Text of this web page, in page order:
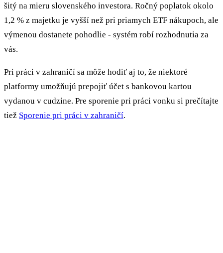
šitý na mieru slovenského investora. Ročný poplatok okolo
1,2 % z majetku je vyšší než pri priamych ETF nákupoch, ale
výmenou dostanete pohodlie - systém robí rozhodnutia za
vás.
Pri práci v zahraničí sa môže hodiť aj to, že niektoré
platformy umožňujú prepojiť účet s bankovou kartou
vydanou v cudzine. Pre sporenie pri práci vonku si prečítajte
tiež Sporenie pri práci v zahraničí.